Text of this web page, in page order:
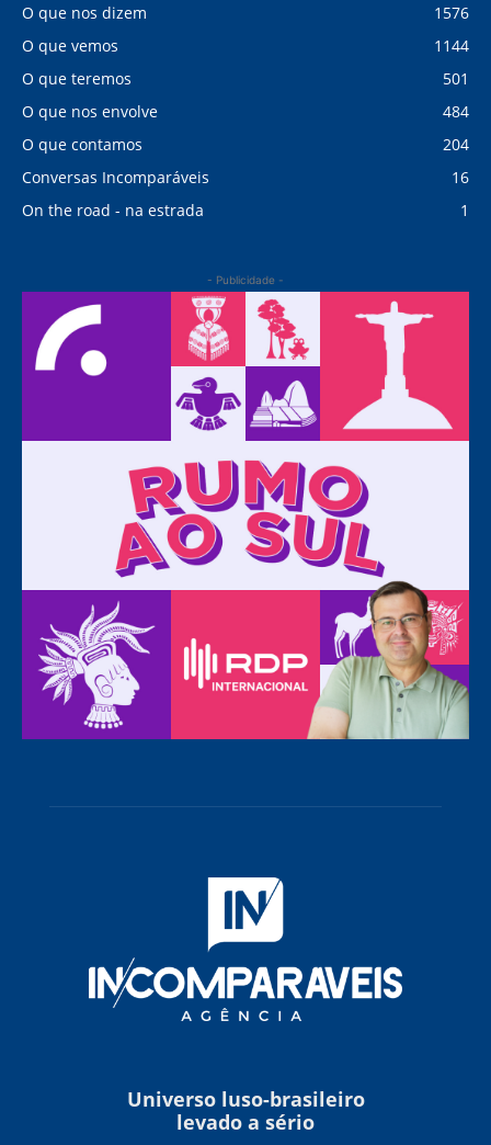
O que nos dizem
1576
O que vemos
1144
O que teremos
501
O que nos envolve
484
O que contamos
204
Conversas Incomparáveis
16
On the road - na estrada
1
- Publicidade -
Universo luso-brasileiro
levado a sério